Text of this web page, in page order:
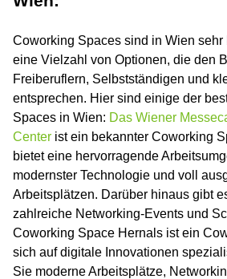
Coworking Spaces sind in Wien
eine Vielzahl von Optionen, die den
Freiberuflern, Selbstständigen und
entsprechen. Hier sind einige der
Spaces in Wien: Das Wiener
Center ist ein bekannter Coworking
bietet eine hervorragende
modernster Technologie und voll
Arbeitsplätzen. Darüber hinaus gibt
zahlreiche Networking-Events und
Coworking Space Hernals ist ein
sich auf digitale Innovationen
Sie moderne Arbeitsplätze,